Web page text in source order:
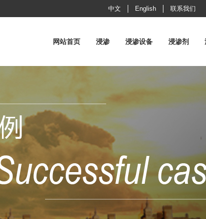
中文 English 联系我们
网站首页 浸渗 浸渗设备 浸渗剂